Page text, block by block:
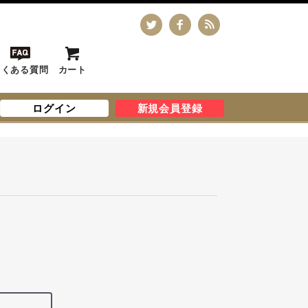
ある質問 カート
ログイン 新規会員登録